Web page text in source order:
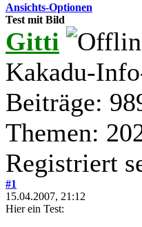
Ansichts-Optionen
Test mit Bild
Gitti
Kakadu-
Beiträge:
Themen:
Registriert
#1
15.04.2007, 21:12
Hier ein Test: